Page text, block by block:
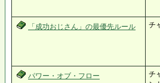
「成功おじさん」の最優先ルール チ
パワー・オブ・フロー
チ